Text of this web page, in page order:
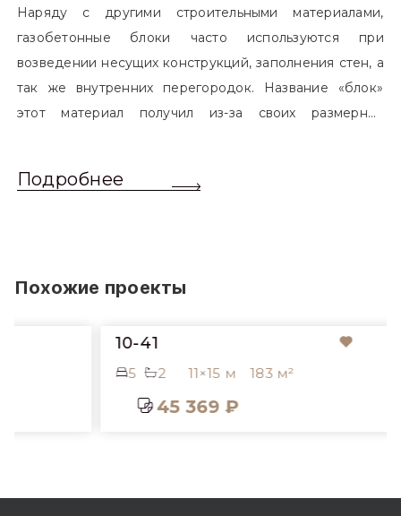
Наряду с другими строительными материалами,
газобетонные блоки часто используются при
возведении несущих конструкций, заполнения стен, а
так же внутренних перегородок. Название «блок»
этот материал получил из-за своих размерных
обычный одинарный кирпич. Размер блоков различен
Подробнее
Похожие проекты
10-41
2 11×15 м 183 м²
45 369 ₽